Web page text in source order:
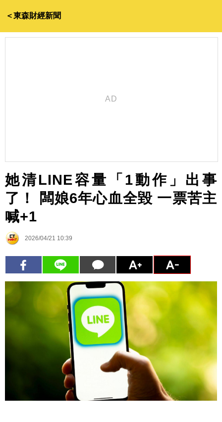
＜東森財經新聞
她清LINE容量「1動作」出事
了！ 闆娘6年心血全毀 一票苦主
喊+1
2026/04/21 10:39